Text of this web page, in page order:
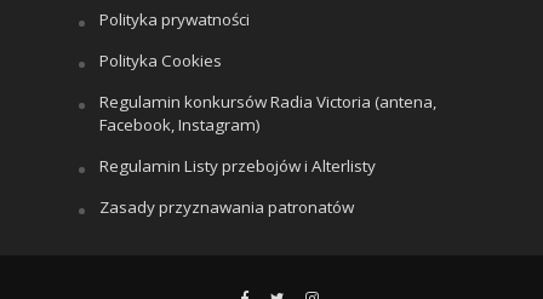
Polityka prywatności
Polityka Cookies
Regulamin konkursów Radia Victoria (antena,
Facebook, Instagram)
Regulamin Listy przebojów i Alterlisty
Zasady przyznawania patronatów